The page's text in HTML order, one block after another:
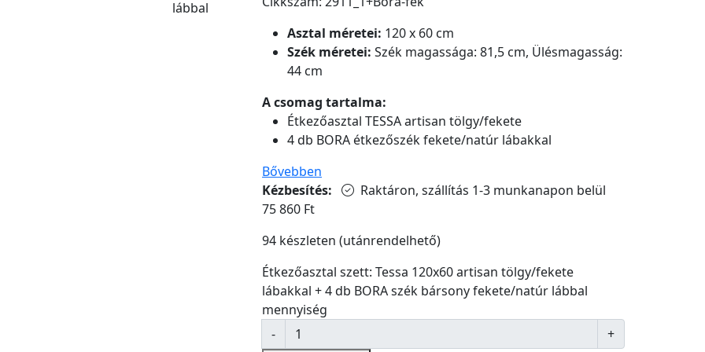
Asztal méretei: 120 x 60 cm
Szék méretei: Szék magassága: 81,5 cm, Ülésmagasság:
44 cm
A csomag tartalma:
Étkezőasztal TESSA artisan tölgy/fekete
4 db BORA étkezőszék fekete/natúr lábakkal
Bővebben
Kézbesítés:
Raktáron, szállítás 1-3 munkanapon belül
75 860 Ft
94 készleten (utánrendelhető)
Étkezőasztal szett: Tessa 120x60 artisan tölgy/fekete
lábakkal + 4 db BORA szék bársony fekete/natúr lábbal
mennyiség